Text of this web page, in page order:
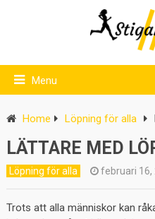
Menu
Home Löpning för alla
LÄTTARE MED
Löpning för alla februari 16,
Trots att alla människor kan